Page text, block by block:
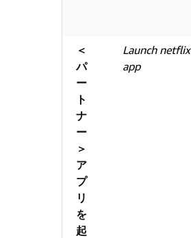
＜
パ
ー
ト
ナ
ー
＞
ア
プ
リ
を
起
Launch netflix
app